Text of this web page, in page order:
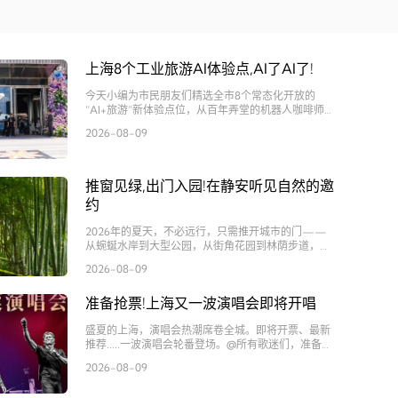
上海8个工业旅游AI体验点,AI了AI了!
今天小编为市民朋友们精选全市8个常态化开放的
“AI+旅游”新体验点位，从百年弄堂的机器人咖啡师
世界人工智能大会，邀您随时开启一场未来之旅！
2026-08-09
推窗见绿,出门入园!在静安听见自然的邀
约
2026年的夏天，不必远行，只需推开城市的门——
从蜿蜒水岸到大型公园，从街角花园到林荫步道，绿
景，这是城市给予每一个人的日常馈赠。
2026-08-09
准备抢票!上海又一波演唱会即将开唱
盛夏的上海，演唱会热潮席卷全城。即将开票、最新
推荐.....一波演唱会轮番登场。@所有歌迷们，准备开
2026-08-09